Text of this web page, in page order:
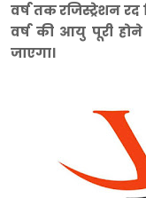
वर्ष तक रजिस्ट्रेशन
वर्ष की आयु पूरी होने
जाएगा।